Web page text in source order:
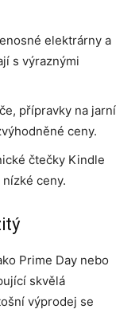
elektrárny a
s výraznými
přípravky na jarní
ceny.
čtečky Kindle
ceny.
Prime Day nebo
skvělá
výprodej se